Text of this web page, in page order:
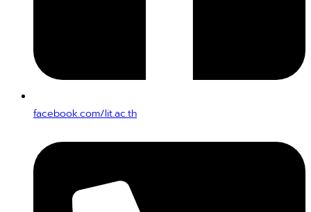
facebook.com/lit.ac.th